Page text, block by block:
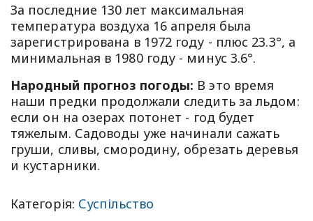
За последние 130 лет максимальная
температура воздуха 16 апреля была
зарегистрирована в 1972 году - плюс 23.3°, а
минимальная в 1980 году - минус 3.6°.
Народный прогноз погоды: В это время
наши предки продолжали следить за льдом:
если он на озерах потонет - год будет
тяжелым. Садоводы уже начинали сажать
груши, сливы, смородину, обрезать деревья
и кустарники.
Категорія: Суспільство